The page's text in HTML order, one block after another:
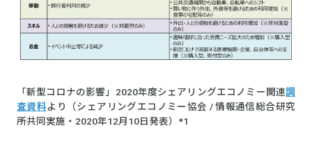
「新型コロナの影響」2020年度シェアリングエコノミー関連調
査資料より（シェアリングエコノミー協会 / 情報通信総合研究
所共同実施・2020年12⽉10⽇発表）*1